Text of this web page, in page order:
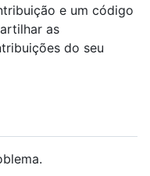
e um código
as
do seu